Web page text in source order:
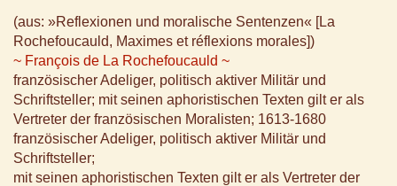
(aus: »Reflexionen und moralische Sentenzen« [La
Rochefoucauld, Maximes et réflexions morales])
~ François de La Rochefoucauld ~
französischer Adeliger, politisch aktiver Militär und
Schriftsteller; mit seinen aphoristischen Texten gilt er als
Vertreter der französischen Moralisten; 1613-1680
französischer Adeliger, politisch aktiver Militär und
Schriftsteller;
mit seinen aphoristischen Texten gilt er als Vertreter der